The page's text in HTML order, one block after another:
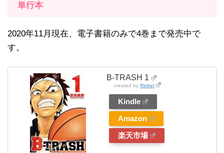
単行本
2020年11月現在、電子書籍のみで4巻まで発売中で
す。
B-TRASH 1
created by Rinker
Kindle
Amazon
楽天市場